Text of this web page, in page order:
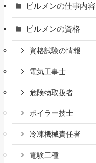
ビルメンの仕事内容
ビルメンの資格
資格試験の情報
電気工事士
危険物取扱者
ボイラー技士
冷凍機械責任者
電験三種